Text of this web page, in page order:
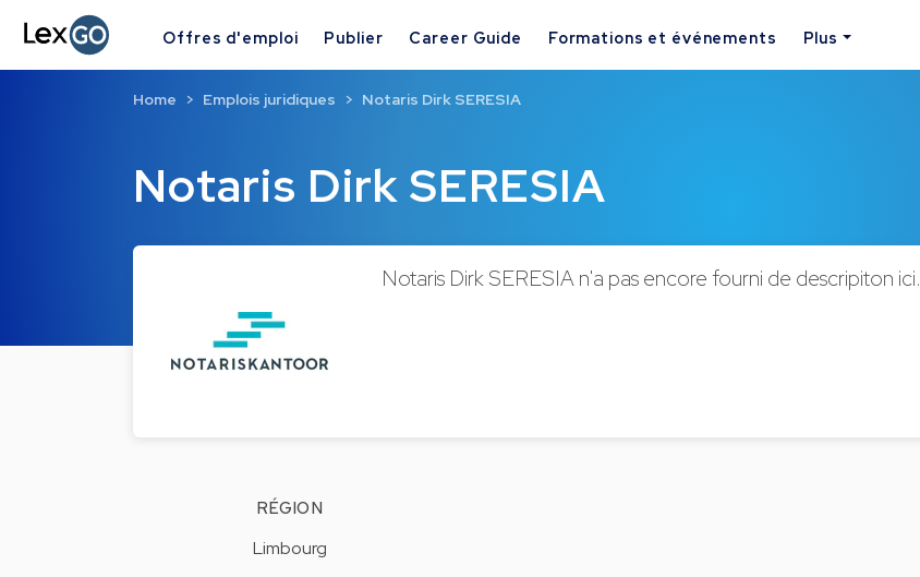
Offres d'emploi Publier Career Guide Formations et événements Plus
Notaris Dirk SERESIA
Home Emplois juridiques Notaris Dirk SERESIA
Notaris Dirk SERESIA n'a pas encore fourni de descripiton ici.
RÉGION
Limbourg